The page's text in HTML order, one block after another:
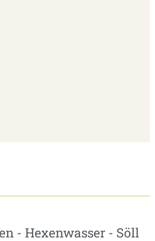
- Hexenwasser - Söll